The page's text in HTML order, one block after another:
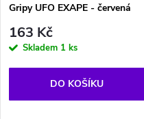
Gripy UFO EXAPE - červená
163 Kč
Skladem 1 ks
DO KOŠÍKU